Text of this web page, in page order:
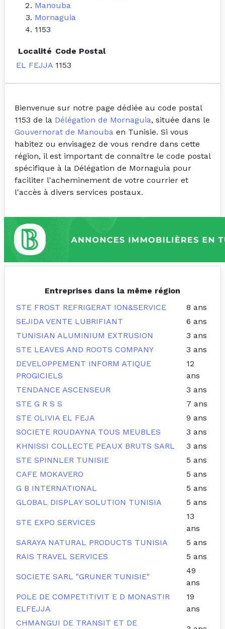
Manouba
Mornaguia
1153
Localité Code Postal
EL FEJJA 1153
Bienvenue sur notre page dédiée au code postal
1153 de la Délégation de Mornaguia, située dans le
Gouvernorat de Manouba en Tunisie. Si vous
habitez ou envisagez de vous rendre dans cette
région, il est important de connaître le code postal
spécifique à la Délégation de Mornaguia pour
faciliter l'acheminement de votre courrier et
l'accès à divers services postaux.
Entreprises dans la même région
STE FROST REFRIGERAT ION&SERVICE
8 ans
SEJIDA VENTE LUBRIFIANT
6 ans
TUNISIAN ALUMINIUM EXTRUSION
3 ans
STE LEAVES AND ROOTS COMPANY
3 ans
DEVELOPPEMENT INFORM ATIQUE
PROGICIELS
12
ans
TENDANCE ASCENSEUR
3 ans
STE G R S S
7 ans
STE OLIVIA EL FEJA
9 ans
SOCIETE ROUDAYNA TOUS MEUBLES
3 ans
KHNISSI COLLECTE PEAUX BRUTS SARL
3 ans
STE SPINNLER TUNISIE
5 ans
CAFE MOKAVERO
5 ans
G B INTERNATIONAL
5 ans
GLOBAL DISPLAY SOLUTION TUNISIA
5 ans
STE EXPO SERVICES
13
ans
SARAYA NATURAL PRODUCTS TUNISIA
5 ans
RAIS TRAVEL SERVICES
5 ans
SOCIETE SARL "GRUNER TUNISIE"
49
ans
POLE DE COMPETITIVIT E D MONASTIR
ELFEJJA
19
ans
CHMANGUI DE TRANSIT ET DE